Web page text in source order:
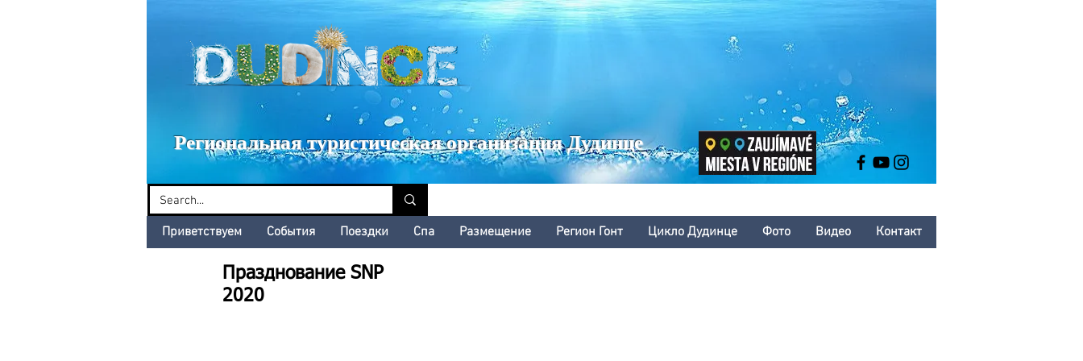
Dudinské kultúrne leto
Региональная туристическая организация Дудинце
Приветствуем События Поездки Cпа Размещение Регион Гонт Цикло Дудинце Фото Bидео Контакт
Празднование SNP
2020